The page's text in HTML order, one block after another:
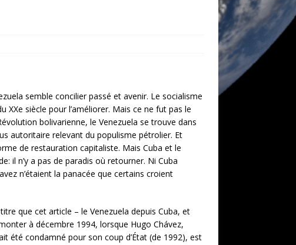
semble concilier passé et avenir. Le socialisme
XXe siècle pour l’améliorer. Mais ce ne fut pas le
bolivarienne, le Venezuela se trouve dans
autoritaire relevant du populisme pétrolier. Et
de restauration capitaliste. Mais Cuba et le
il n’y a pas de paradis où retourner. Ni Cuba
n’étaient la panacée que certains croient
que cet article – le Venezuela depuis Cuba, et
à décembre 1994, lorsque Hugo Chávez,
été condamné pour son coup d’État (de 1992), est